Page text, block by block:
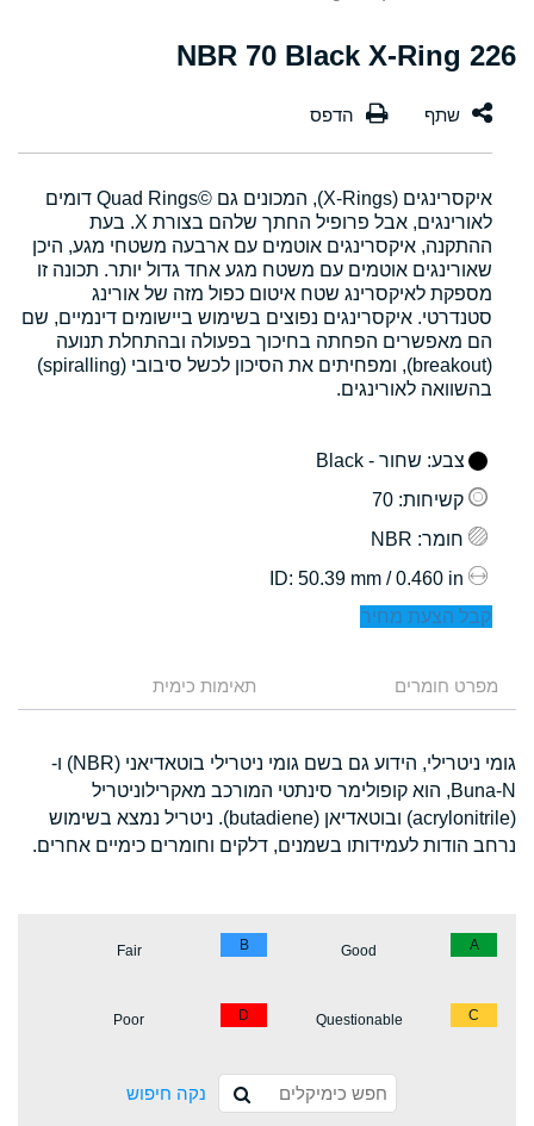
226 NBR 70 Black X-Ring
איקסרינגים (X-Rings), המכונים גם Quad Rings©‎ דומים
לאורינגים, אבל פרופיל החתך שלהם בצורת X. בעת
ההתקנה, איקסרינגים אוטמים עם ארבעה משטחי מגע, היכן
שאורינגים אוטמים עם משטח מגע אחד גדול יותר. תכונה זו
מספקת לאיקסרינג שטח איטום כפול מזה של אורינג
סטנדרטי. איקסרינגים נפוצים בשימוש ביישומים דינמיים, שם
הם מאפשרים הפחתה בחיכוך בפעולה ובהתחלת תנועה
(breakout), ומפחיתים את הסיכון לכשל סיבובי (spiralling)
בהשוואה לאורינגים.
צבע: שחור - Black
קשיחות: 70
חומר: NBR
: 50.39 mm / 0.460 in
קבל הצעת מחיר
מפרט חומרים תאימות כימית
גומי ניטרילי, הידוע גם בשם גומי ניטרילי בוטאדיאני (NBR) ו-
Buna-N, הוא קופולימר סינתטי המורכב מאקרילוניטריל
(acrylonitrile) ובוטאדיאן (butadiene). ניטריל נמצא בשימוש
נרחב הודות לעמידותו בשמנים, דלקים וחומרים כימיים אחרים.
A
Good
B
Fair
C
Questionable
D
Poor
נקה חיפוש